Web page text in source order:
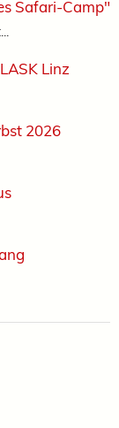
Safari-Camp"
Linz
2026